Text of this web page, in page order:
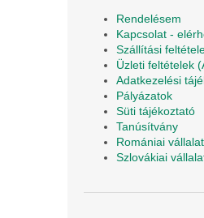
Rendelésem
Kapcsolat -
Szállítási
Üzleti feltételek
Adatkezelési
Pályázatok
Süti tájékoztató
Tanúsítvány
Romániai
Szlovákiai